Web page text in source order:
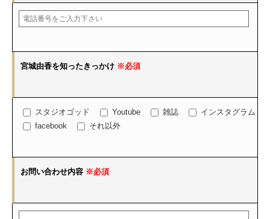
宮城由香を知ったきっかけ ※必須
スタジオゴッド Youtube 雑誌
インスタグラム
facebook
それ以外
お問い合わせ内容 ※必須